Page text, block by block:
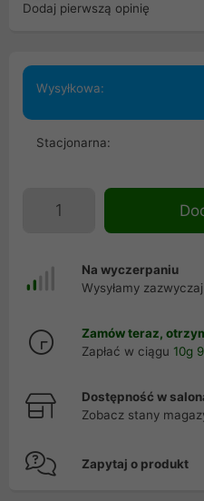
Dodaj pierwszą opinię
Wysyłkowa:
Stacjonarna:
Na wyczerpaniu
Wysyłamy
Zamów teraz,
Zapłać w ciągu 10g
Dostępność w
Zobacz stany
Zapytaj o produkt